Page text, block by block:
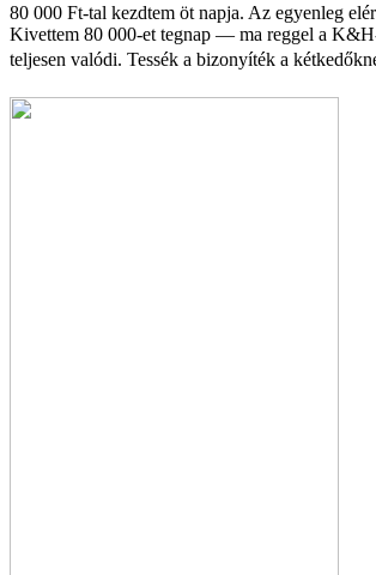
80 000 Ft-tal kezdtem öt napja. Az egyenleg
Kivettem 80 000-et tegnap — ma reggel a
teljesen valódi. Tessék a bizonyíték a